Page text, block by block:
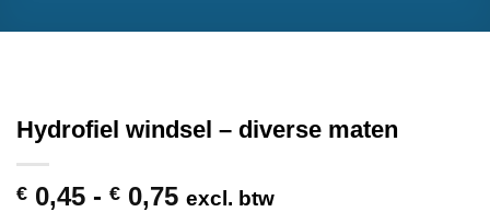
Hydrofiel windsel – diverse maten
€ 0,45 - € 0,75Prijsklasse:
excl. btw